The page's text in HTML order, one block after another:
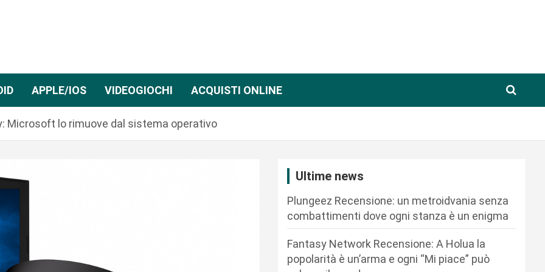
APPLE/IOS VIDEOGIOCHI ACQUISTI ONLINE
Microsoft lo rimuove dal sistema operativo
Ultime news
Plungeez Recensione: un metroidvania senza
combattimenti dove ogni stanza è un enigma
Fantasy Network Recensione: A Holua la
popolarità è un’arma e ogni “Mi piace” può